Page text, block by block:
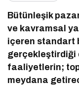
Bütünleşik
ve kavramsal
içeren standart
gerçekleştirdiği
faaliyetlerin;
meydana